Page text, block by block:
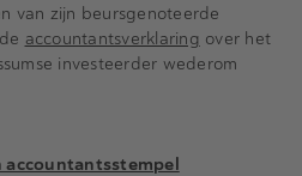
van zijn beursgenoteerde
accountantsverklaring over het
investeerder wederom
accountantsstempel